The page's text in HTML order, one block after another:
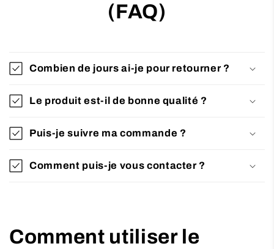
(FAQ)
Combien de jours ai-je pour retourner ?
Le produit est-il de bonne qualité ?
Puis-je suivre ma commande ?
Comment puis-je vous contacter ?
Comment utiliser le